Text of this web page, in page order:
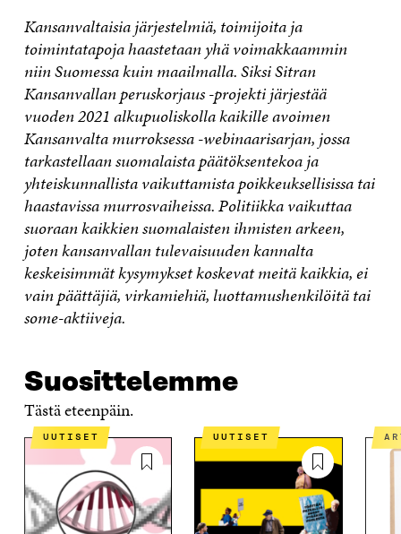
Kansanvaltaisia järjestelmiä, toimijoita ja
toimintatapoja haastetaan yhä voimakkaammin
niin Suomessa kuin maailmalla. Siksi Sitran
Kansanvallan peruskorjaus -projekti järjestää
vuoden 2021 alkupuoliskolla kaikille avoimen
Kansanvalta murroksessa -webinaarisarjan, jossa
tarkastellaan suomalaista päätöksentekoa ja
yhteiskunnallista vaikuttamista poikkeuksellisissa tai
haastavissa murrosvaiheissa. Politiikka vaikuttaa
suoraan kaikkien suomalaisten ihmisten arkeen,
joten kansanvallan tulevaisuuden kannalta
keskeisimmät kysymykset koskevat meitä kaikkia, ei
vain päättäjiä, virkamiehiä, luottamushenkilöitä tai
some-aktiiveja.
Suosittelemme
Tästä eteenpäin.
UUTISET UUTISET